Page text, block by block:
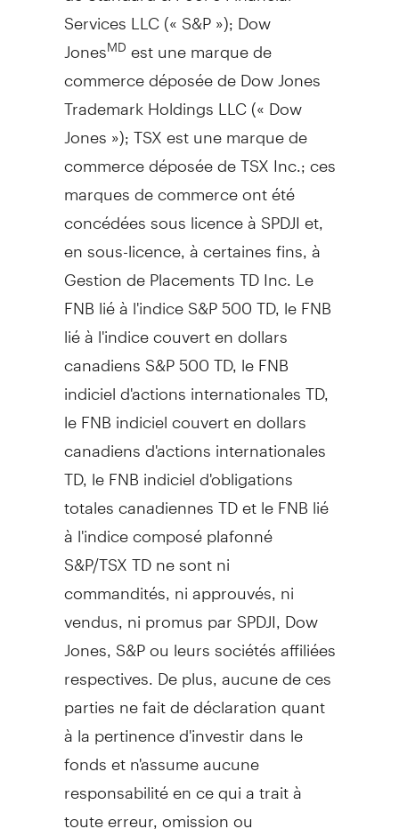
Services LLC (« S&P »); Dow
JonesMD est une marque de
commerce déposée de Dow Jones
Trademark Holdings LLC (« Dow
Jones »); TSX est une marque de
commerce déposée de TSX Inc.; ces
marques de commerce ont été
concédées sous licence à SPDJI et,
en sous-licence, à certaines fins, à
Gestion de Placements TD Inc. Le
FNB lié à l'indice S&P 500 TD, le FNB
lié à l'indice couvert en dollars
canadiens S&P 500 TD, le FNB
indiciel d'actions internationales TD,
le FNB indiciel couvert en dollars
canadiens d'actions internationales
TD, le FNB indiciel d'obligations
totales canadiennes TD et le FNB lié
à l'indice composé plafonné
S&P/TSX TD ne sont ni
commandités, ni approuvés, ni
vendus, ni promus par SPDJI, Dow
Jones, S&P ou leurs sociétés affiliées
respectives. De plus, aucune de ces
parties ne fait de déclaration quant
à la pertinence d'investir dans le
fonds et n'assume aucune
responsabilité en ce qui a trait à
toute erreur, omission ou